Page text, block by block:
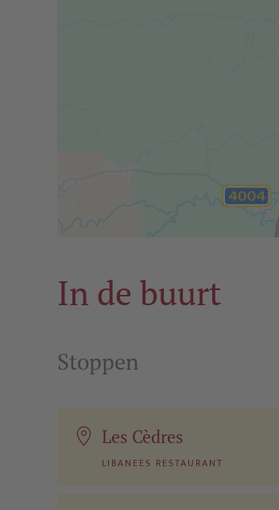
In de buurt
Stoppen
Les Cèdres
LIBANEES RESTAURANT